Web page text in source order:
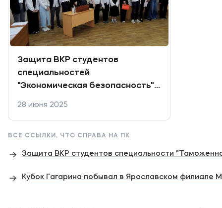
Защита ВКР студентов
специальностей
"Экономическая безопасность",
организация социального
обеспечения"
28 июня 2025
ВСЕ ССЫЛКИ, ЧТО СПРАВА НА ПК
Защита ВКР студентов специальности
Кубок Гагарина побывал в Ярославском филиале